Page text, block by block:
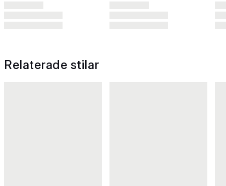
Relaterade stilar